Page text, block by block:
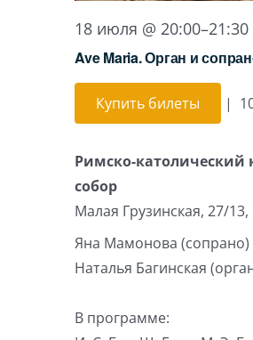
18 июля @ 20:00–21:30
Ave Maria. Орган и
Купить билеты |
Римско-
собор
Малая Грузинская, 27/
Яна Мамонова (сопрано)
Наталья Багинская
В программе: